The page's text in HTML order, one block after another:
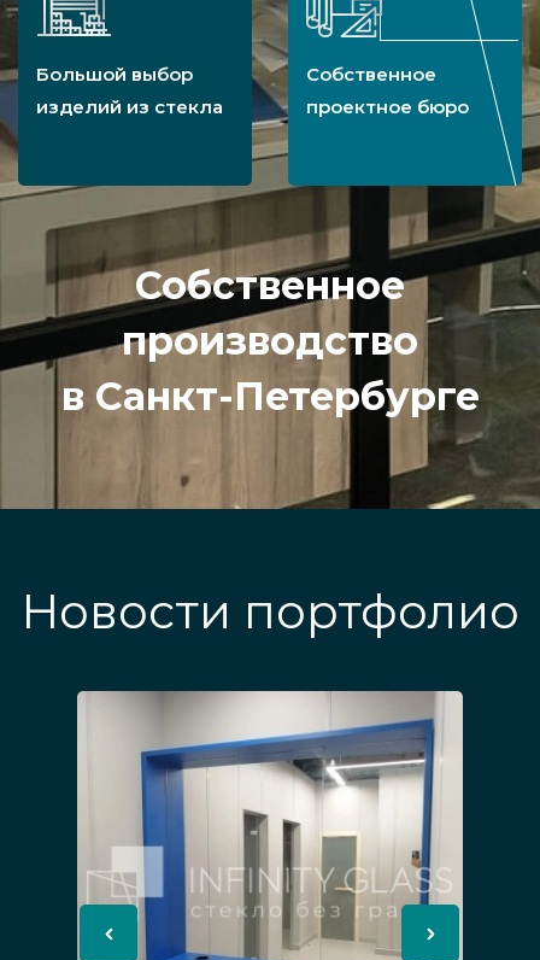
Большой выбор
изделий из стекла
Собственное
проектное бюро
Собственное
производство
в Санкт-Петербурге
Новости портфолио